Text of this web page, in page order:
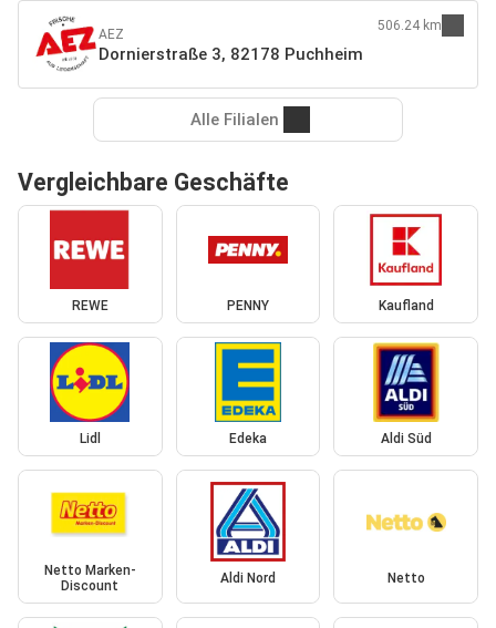
AEZ
Dornierstraße 3, 82178 Puchheim
506.24 km
Alle Filialen
Vergleichbare Geschäfte
REWE PENNY Kaufland
Lidl Edeka Aldi Süd
Netto Marken-
Discount
Aldi Nord Netto